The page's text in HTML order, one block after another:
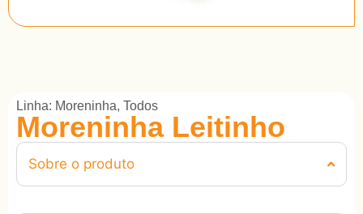
Linha: Moreninha, Todos
Moreninha Leitinho
Sobre o produto